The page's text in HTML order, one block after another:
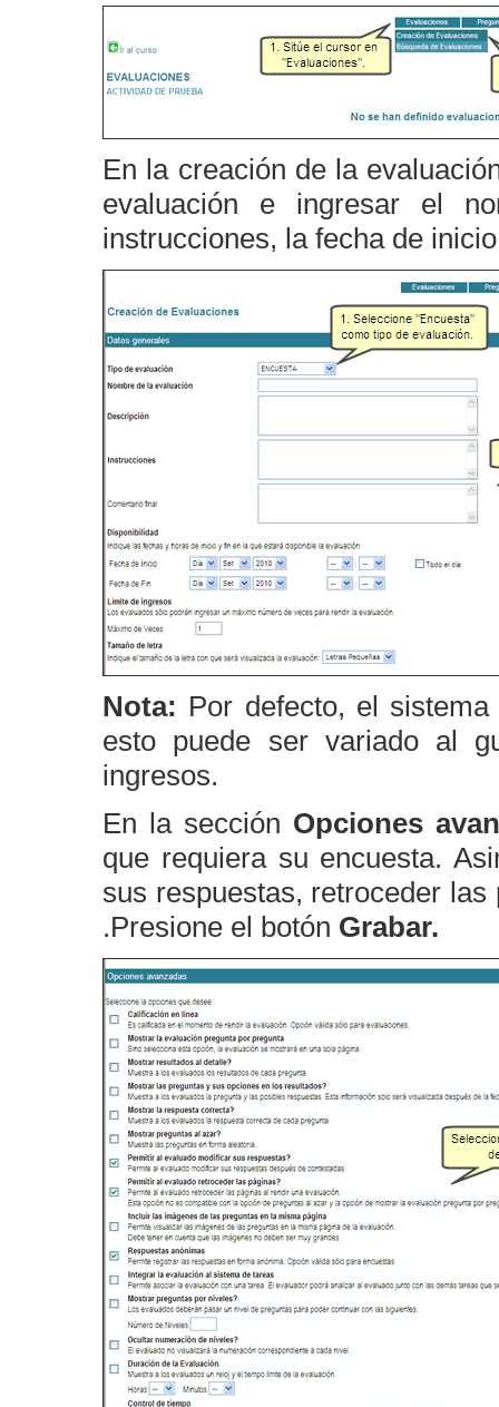
En la creación de la
evaluación e ingresar el
instrucciones, la fecha de
Nota: Por defecto, el
esto puede ser variado al
ingresos.
En la sección Opciones
que requiera su encuesta.
sus respuestas, retroceder
.Presione el botón Grabar.